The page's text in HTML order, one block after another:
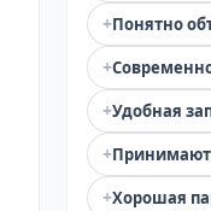
+Понятно
+
+Удобная
+
+Хорошая